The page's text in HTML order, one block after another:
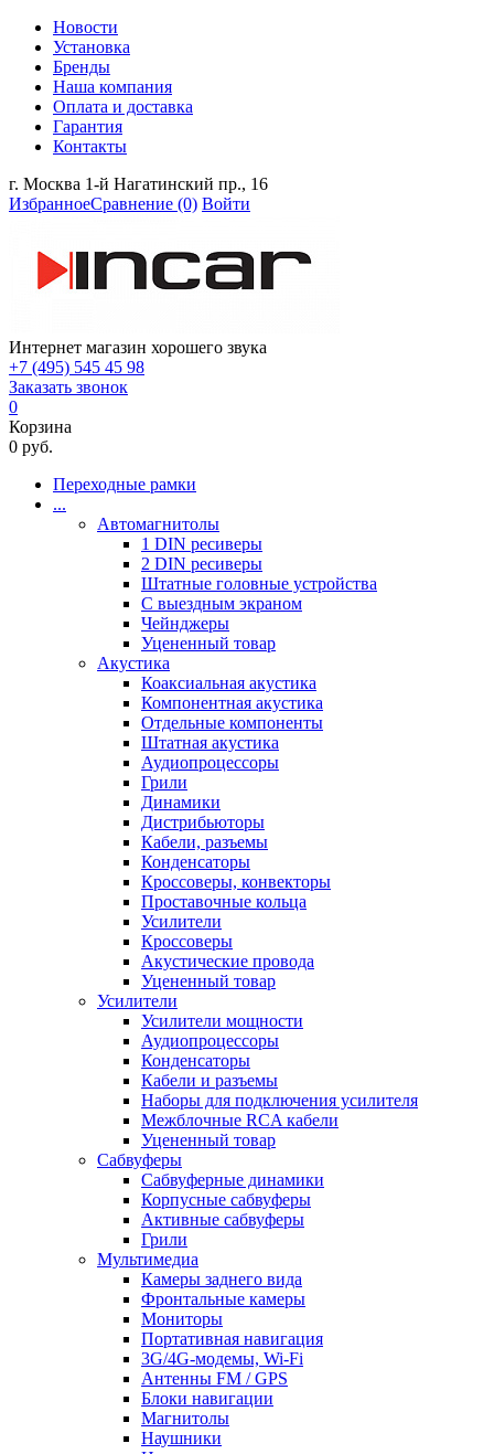
Новости
Установка
Бренды
Наша компания
Оплата и доставка
Гарантия
Контакты
г. Москва 1-й Нагатинский пр., 16
ИзбранноеСравнение (0) Войти
Интернет магазин хорошего звука
+7 (495) 545 45 98
Заказать звонок
0
Корзина
0 руб.
Переходные рамки
...
Автомагнитолы
1 DIN ресиверы
2 DIN ресиверы
Штатные головные устройства
С выездным экраном
Чейнджеры
Уцененный товар
Акустика
Коаксиальная акустика
Компонентная акустика
Отдельные компоненты
Штатная акустика
Аудиопроцессоры
Грили
Динамики
Дистрибьюторы
Кабели, разъемы
Конденсаторы
Кроссоверы, конвекторы
Проставочные кольца
Усилители
Кроссоверы
Акустические провода
Уцененный товар
Усилители
Усилители мощности
Аудиопроцессоры
Конденсаторы
Кабели и разъемы
Наборы для подключения усилителя
Межблочные RCA кабели
Уцененный товар
Сабвуферы
Сабвуферные динамики
Корпусные сабвуферы
Активные сабвуферы
Грили
Мультимедиа
Камеры заднего вида
Фронтальные камеры
Мониторы
Портативная навигация
3G/4G-модемы, Wi-Fi
Антенны FM / GPS
Блоки навигации
Магнитолы
Наушники